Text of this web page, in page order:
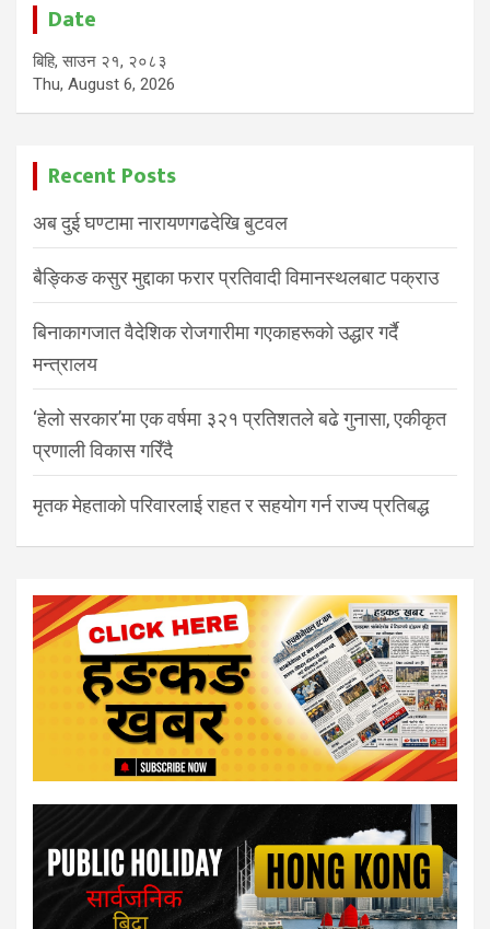
Date
बिहि, साउन २१, २०८३
Thu, August 6, 2026
Recent Posts
अब दुई घण्टामा नारायणगढदेखि बुटवल
बैङ्किङ कसुर मुद्दाका फरार प्रतिवादी विमानस्थलबाट पक्राउ
बिनाकागजात वैदेशिक रोजगारीमा गएकाहरूको उद्धार गर्दै
मन्त्रालय
‘हेलो सरकार’मा एक वर्षमा ३२१ प्रतिशतले बढे गुनासा, एकीकृत
प्रणाली विकास गरिँदै
मृतक मेहताको परिवारलाई राहत र सहयोग गर्न राज्य प्रतिबद्ध